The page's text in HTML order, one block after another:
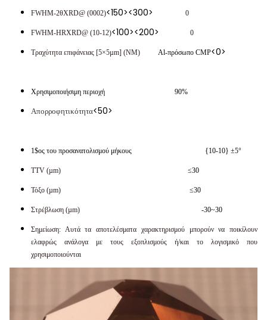
FWHM-2θXRD@ (0002)<150><300> 0
FWHM-HRXRD@ (10-12)<100><200> 0
Τραχύτητα επιφάνειας [5×5µm] (NM) Al-πρόσωπο CMP<0>
Χρησιμοποιήσιμη περιοχή 90%
Απορροφητικότητα<50>
1$ος του προσανατολισμού μήκους {10-10} ±5°
TTV (µm) ≤30
Τόξο (µm) ≤30
Στρέβλωση (µm) -30~30
Σημείωση: Αυτά τα αποτελέσματα χαρακτηρισμού μπορούν να ποικίλουν
ελαφρώς ανάλογα με τους εξοπλισμούς ή/και το λογισμικό που
χρησιμοποιούνται